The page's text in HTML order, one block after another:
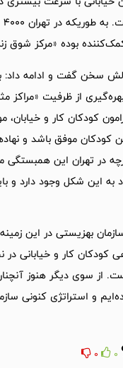
بوده «مرکز شوق
از ظرفیت
کودکان کار و
موفق باشد و
در تهران این همبستگی
به این شکل وجود دارد و
بهزیستی در این
کودکان کار و خیابانی
از سوی دیگر هنوز
و استراتژی
0
0